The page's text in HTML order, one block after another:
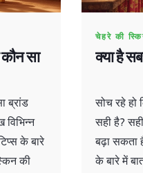
सा
ब्रांड
के बारे
की
चेहरे की
क्या है
सोच रहे
सही है?
बढ़ा सकता
के बारे में